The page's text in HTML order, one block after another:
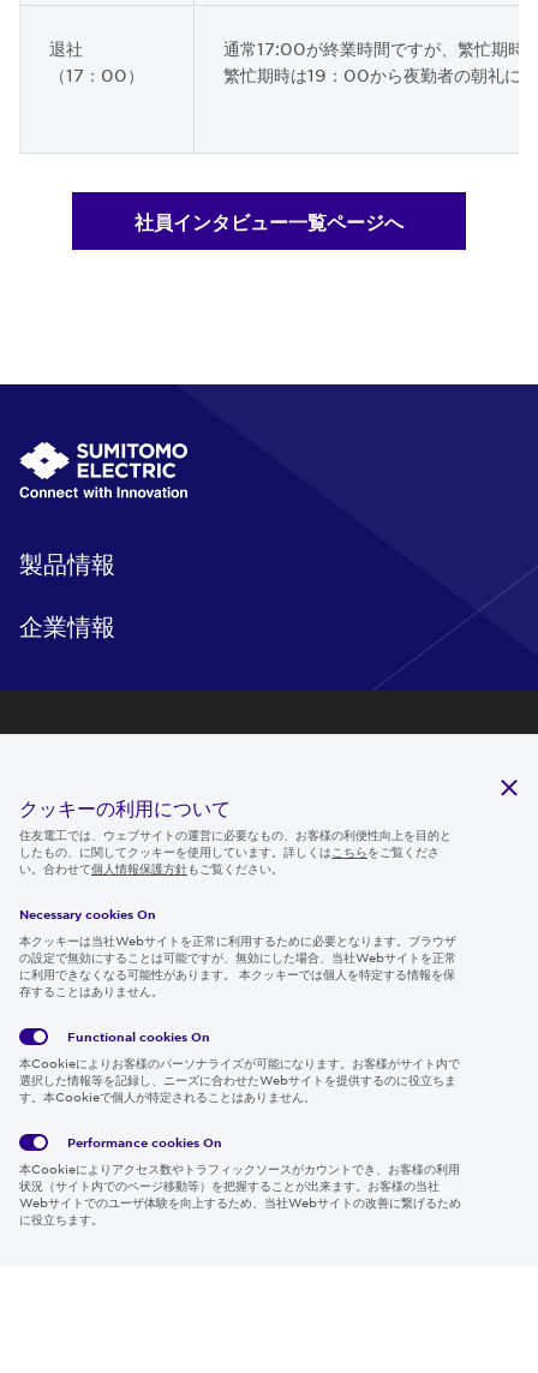
退社
（17：00）
通常17:00が終業時間ですが、繁忙期時
繁忙期時は19：00から夜勤者の朝礼に
社員インタビュー一覧ページへ
製品情報
企業情報
ニュースルーム
IR情報
採用情報
Global
Policy
サイト
約
Region & Language:
Japan | JP
クッキーの利用について
住友電工では、ウェブサイトの運営に必要なもの、お客様の利便性向上を目的と
したもの、に関してクッキーを使用しています。詳しくは こちらをご覧くださ
い。合わせて個人情報保護方針もご覧ください。
Necessary cookies On
本クッキーは当社Webサイトを正常に利用するために必要となります。ブラウザ
の設定で無効にすることは可能ですが、無効にした場合、当社Webサイトを正常
に利用できなくなる可能性があります。 本クッキーでは個人を特定する情報を保
存することはありません。
Functional cookies On
本Cookieによりお客様のパーソナライズが可能になります。お客様がサイト内で
選択した情報等を記録し、ニーズに合わせたWebサイトを提供するのに役立ちま
す。本Cookieで個人が特定されることはありません。
Performance cookies On
本Cookieによりアクセス数やトラフィックソースがカウントでき、お客様の利用
状況（サイト内でのページ移動等）を把握することが出来ます。お客様の当社
Webサイトでのユーザ体験を向上するため、当社Webサイトの改善に繋げるため
に役立ちます。